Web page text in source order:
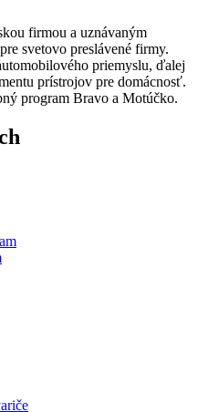
firmou a uznávaným
svetovo preslávené firmy.
priemyslu, ďalej
prístrojov pre domácnosť.
program Bravo a Motúčko.